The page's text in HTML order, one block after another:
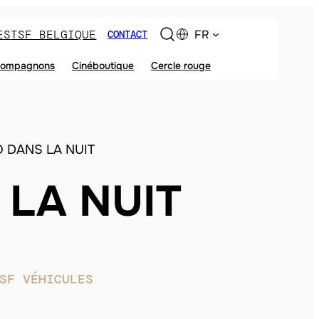
TSF BELGIQUE CONTACT FR
Cinéboutique Cercle rouge
DANS LA NUIT
NUIT
VÉHICULES